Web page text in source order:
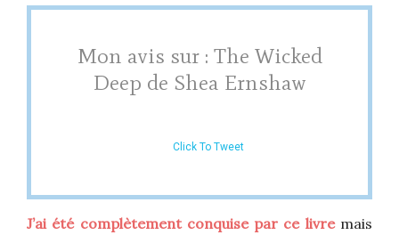
Mon avis sur : The Wicked
Deep de Shea Ernshaw
Click To Tweet
J’ai été complètement conquise par ce livremais